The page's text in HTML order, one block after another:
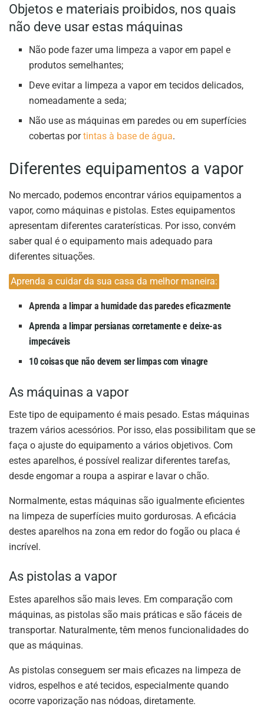
Objetos e materiais proibidos, nos quais
não deve usar estas máquinas
Não pode fazer uma limpeza a vapor em papel e
produtos semelhantes;
Deve evitar a limpeza a vapor em tecidos delicados,
nomeadamente a seda;
Não use as máquinas em paredes ou em superfícies
cobertas portintas à base de água.
Diferentes equipamentos a vapor
No mercado, podemos encontrar vários equipamentos a
vapor, como máquinas e pistolas. Estes equipamentos
apresentam diferentes caraterísticas. Por isso, convém
saber qual é o equipamento mais adequado para
diferentes situações.
Aprenda a cuidar da sua casa da melhor maneira:
Aprenda a limpar a humidade das paredes eficazmente
Aprenda a limpar persianas corretamente e deixe-as
impecáveis
10 coisas que não devem ser limpas com vinagre
As máquinas a vapor
Este tipo de equipamento é mais pesado. Estas máquinas
trazem vários acessórios. Por isso, elas possibilitam que se
faça o ajuste do equipamento a vários objetivos. Com
estes aparelhos, é possível realizar diferentes tarefas,
desde engomar a roupa a aspirar e lavar o chão.
Normalmente, estas máquinas são igualmente eficientes
na limpeza de superfícies muito gordurosas. A eficácia
destes aparelhos na zona em redor do fogão ou placa é
incrível.
As pistolas a vapor
Estes aparelhos são mais leves. Em comparação com
máquinas, as pistolas são mais práticas e são fáceis de
transportar. Naturalmente, têm menos funcionalidades do
que as máquinas.
As pistolas conseguem ser mais eficazes na limpeza de
vidros, espelhos e até tecidos, especialmente quando
ocorre vaporização nas nódoas, diretamente.